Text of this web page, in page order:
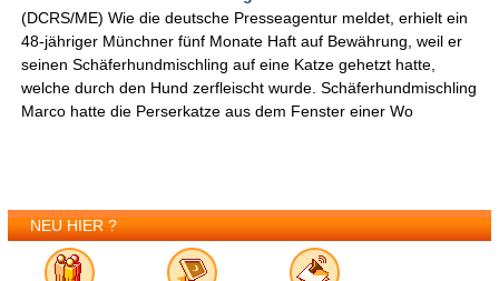
(DCRS/ME) Wie die deutsche Presseagentur meldet, erhielt ein
48-jähriger Münchner fünf Monate Haft auf Bewährung, weil er
seinen Schäferhundmischling auf eine Katze gehetzt hatte,
welche durch den Hund zerfleischt wurde. Schäferhundmischling
Marco hatte die Perserkatze aus dem Fenster einer Wo
NEU HIER ?